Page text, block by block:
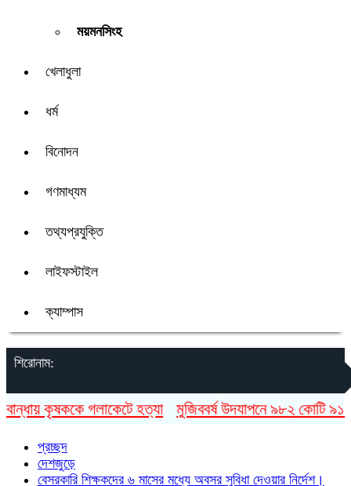
ময়মনসিংহ
খেলাধুলা
ধর্ম
বিনোদন
গণমাধ্যম
তথ্যপ্রযুক্তি
লাইফস্টাইল
ক্যাম্পাস
শিরোনাম:
কৃষককে গলাকেটে হত্যা মুজিববর্ষ উদযাপনে ৯৮২ কোটি ৯১ লাখ
প্রচ্ছদ
দেশজুড়ে
বেসরকারি শিক্ষকদের ৬ মাসের মধ্যে অবসর সুবিধা দেওয়ার নির্দেশ।